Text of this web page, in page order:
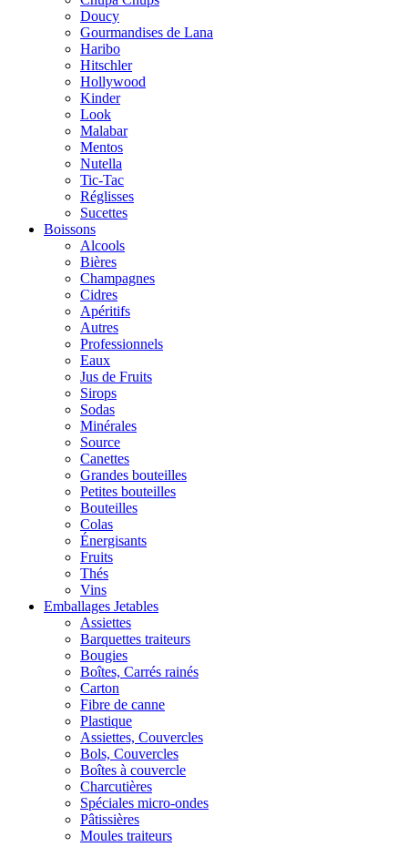
Doucy
Gourmandises de Lana
Haribo
Hitschler
Hollywood
Kinder
Look
Malabar
Mentos
Nutella
Tic-Tac
Réglisses
Sucettes
Boissons
Alcools
Bières
Champagnes
Cidres
Apéritifs
Autres
Professionnels
Eaux
Jus de Fruits
Sirops
Sodas
Minérales
Source
Canettes
Grandes bouteilles
Petites bouteilles
Bouteilles
Colas
Énergisants
Fruits
Thés
Vins
Emballages Jetables
Assiettes
Barquettes traiteurs
Bougies
Boîtes, Carrés rainés
Carton
Fibre de canne
Plastique
Assiettes, Couvercles
Bols, Couvercles
Boîtes à couvercle
Charcutières
Spéciales micro-ondes
Pâtissières
Moules traiteurs